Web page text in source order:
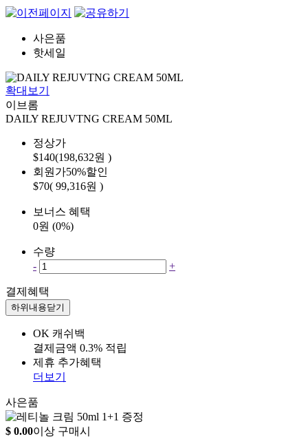
사은품
핫세일
확대보기
이브롬
DAILY REJUVTNG CREAM 50ML
정상가
$140(198,632원 )
회원가50%할인
$70( 99,316원 )
보너스 혜택
0원 (0%)
수량
-
+
결제혜택
하위내용닫기
OK 캐쉬백
결제금액 0.3% 적립
제휴 추가혜택
더보기
사은품
$ 0.00이상 구매시